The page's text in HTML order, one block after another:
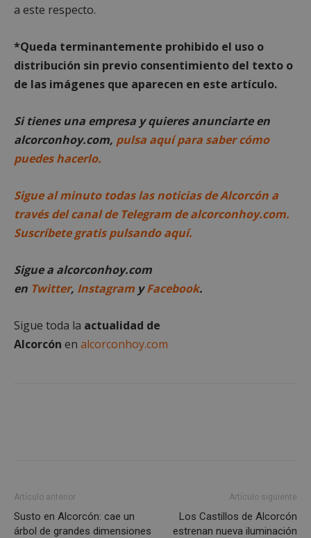
a este respecto.
*Queda terminantemente prohibido el uso o
distribución sin previo consentimiento del texto o
de las imágenes que aparecen en este artículo.
Si tienes una empresa y quieres anunciarte en
alcorconhoy.com, pulsa aquí para saber cómo
puedes hacerlo.
Sigue al minuto todas las noticias de Alcorcón a
través del canal de Telegram de alcorconhoy.com.
Suscríbete gratis pulsando aquí.
Sigue a alcorconhoy.com
en Twitter, Instagram yFacebook.
Sigue toda la actualidad de
Alcorcón en alcorconhoy.com
Artículo anterior
Susto en Alcorcón: cae un
árbol de grandes dimensiones
Artículo siguiente
Los Castillos de Alcorcón
estrenan nueva iluminación
estrictamente
necesarias
Cookies de
preferencias
Cookies de
funcionalidad
Cookies no clasificadas
Cookies estrictamente necesarias
Cookies de preferencias
Cookies de funcionalidad
funcionalidad principal del sitio web, como el